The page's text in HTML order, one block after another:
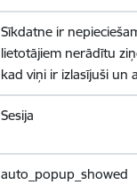
Sīkdatne ir
lietotājiem nerādītu
kad viņi ir izlasījuši un
Sesija
auto_popup_showed